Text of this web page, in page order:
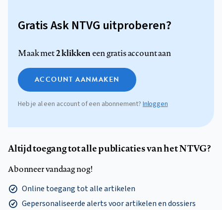
Gratis Ask NTVG uitproberen?
Maak met2 klikkeneen gratis account aan
ACCOUNT AANMAKEN
Heb je al een account of een abonnement?Inloggen
Altijd toegang tot alle publicaties van het NTVG?
Abonneer vandaag nog!
Online toegang tot alle artikelen
Gepersonaliseerde alerts voor artikelen en dossiers